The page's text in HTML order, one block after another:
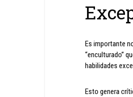
Es importante
“enculturado”
habilidades
Esto genera